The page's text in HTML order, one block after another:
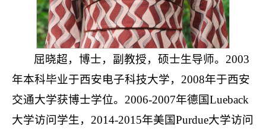
屈晓超，博士，副教授，硕士生导师。2003
年本科毕业于西安电子科技大学，2008年于西安
交通大学获博士学位。2006-2007年德国Lueback
大学访问学生，2014-2015年美国Purdue大学访问